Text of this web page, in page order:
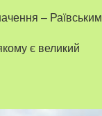
– Раївським
є великий